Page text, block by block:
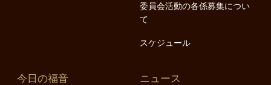
委員会活動の各係募集につい
て
スケジュール
今日の福音 ニュース